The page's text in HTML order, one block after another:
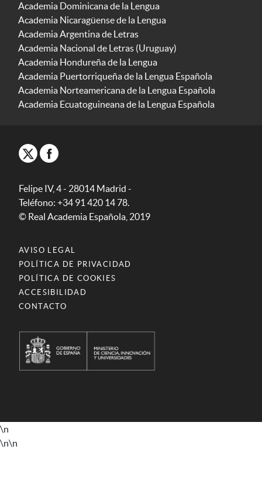
Academia Dominicana de la Lengua
Academia Nicaragüense de la Lengua
Academia Argentina de Letras
Academia Nacional de Letras (Uruguay)
Academia Hondureña de la Lengua
Academia Puertorriqueña de la Lengua Española
Academia Norteamericana de la Lengua Española
Academia Ecuatoguineana de la Lengua Española
Felipe IV, 4 - 28014 Madrid -
Teléfono: +34 91 420 14 78.
© Real Academia Española, 2019
AVISO LEGAL
POLÍTICA DE PRIVACIDAD
POLÍTICA DE COOKIES
ACCESIBILIDAD
CONTACTO
\n
\n\n